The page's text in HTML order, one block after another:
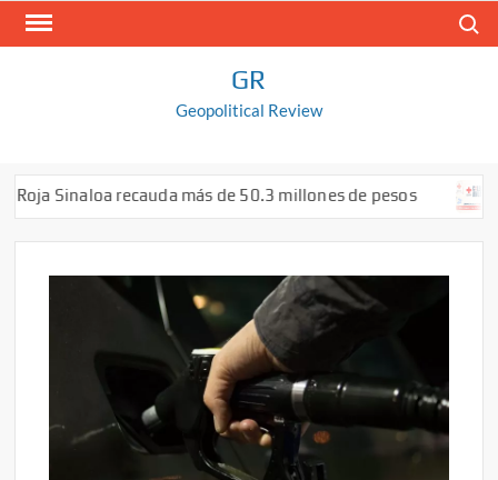
Saltar
GR
Geopolitical Review
Sinaloa recauda más de 50.3 millones de pesos